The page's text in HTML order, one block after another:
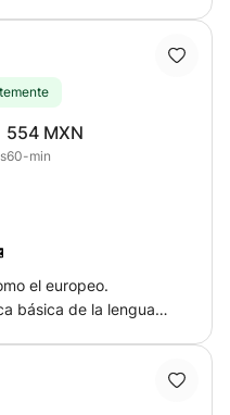
554 MXN
60-min
el europeo.
básica de la lengua
consejos útiles y
sea aún más